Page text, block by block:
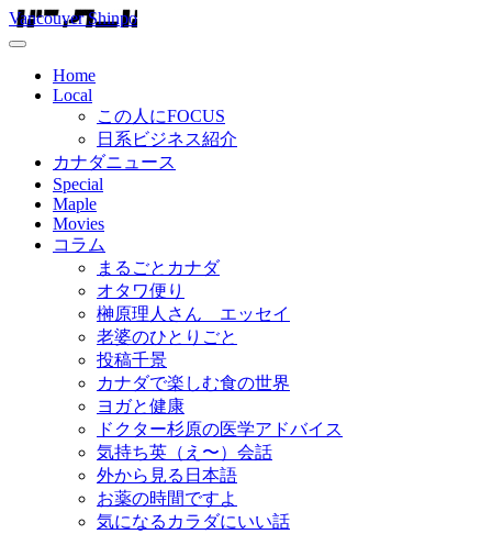
Vancouver Shinpo
Home
Local
この人にFOCUS
日系ビジネス紹介
カナダニュース
Special
Maple
Movies
コラム
まるごとカナダ
オタワ便り
榊原理人さん エッセイ
老婆のひとりごと
投稿千景
カナダで楽しむ食の世界
ヨガと健康
ドクター杉原の医学アドバイス
気持ち英（え〜）会話
外から見る日本語
お薬の時間ですよ
気になるカラダにいい話